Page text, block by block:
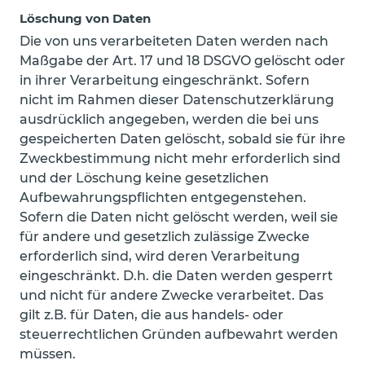
Löschung von Daten
Die von uns verarbeiteten Daten werden nach
Maßgabe der Art. 17 und 18 DSGVO gelöscht oder
in ihrer Verarbeitung eingeschränkt. Sofern
nicht im Rahmen dieser Datenschutzerklärung
ausdrücklich angegeben, werden die bei uns
gespeicherten Daten gelöscht, sobald sie für ihre
Zweckbestimmung nicht mehr erforderlich sind
und der Löschung keine gesetzlichen
Aufbewahrungspflichten entgegenstehen.
Sofern die Daten nicht gelöscht werden, weil sie
für andere und gesetzlich zulässige Zwecke
erforderlich sind, wird deren Verarbeitung
eingeschränkt. D.h. die Daten werden gesperrt
und nicht für andere Zwecke verarbeitet. Das
gilt z.B. für Daten, die aus handels- oder
steuerrechtlichen Gründen aufbewahrt werden
müssen.